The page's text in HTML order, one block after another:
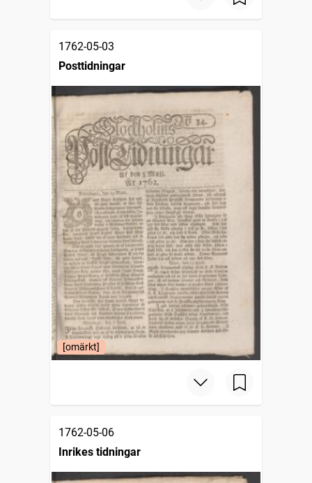
1762-05-03
Posttidningar
[omärkt]
1762-05-06
Inrikes tidningar